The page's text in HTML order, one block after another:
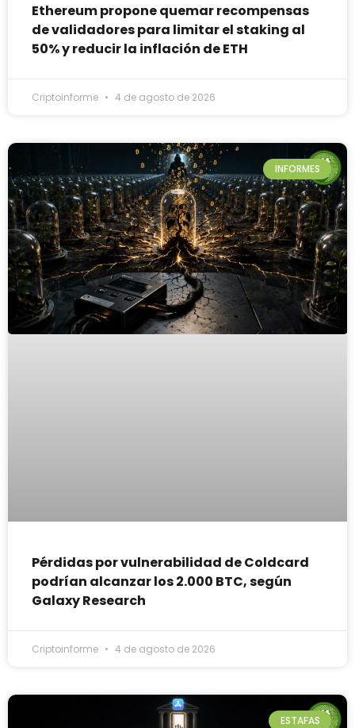
Ethereum propone quemar recompensas
de validadores para limitar el staking al
50% y reducir la inflación de ETH
Criptoinforme 4 de agosto de 2026
INFORMES
Pérdidas por vulnerabilidad de Coldcard
podrían alcanzar los 2.000 BTC, según
Galaxy Research
Criptoinforme 4 de agosto de 2026
ESTAFAS